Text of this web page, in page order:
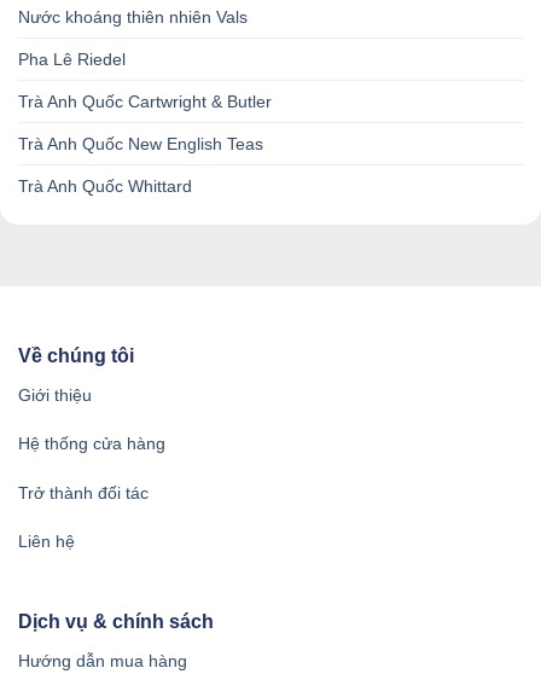
Nước khoáng thiên nhiên Vals
Pha Lê Riedel
Trà Anh Quốc Cartwright & Butler
Trà Anh Quốc New English Teas
Trà Anh Quốc Whittard
Về chúng tôi
Giới thiệu
Hệ thống cửa hàng
Trở thành đối tác
Liên hệ
Dịch vụ & chính sách
Hướng dẫn mua hàng